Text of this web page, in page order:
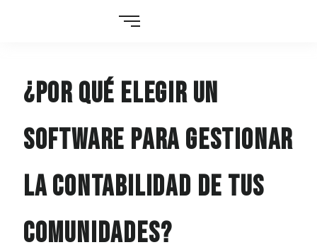
¿Por qué elegir un
software para gestionar
la contabilidad de tus
comunidades?